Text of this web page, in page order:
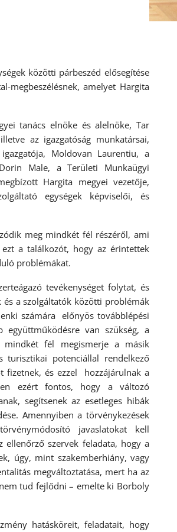
közötti párbeszéd elősegítése
megbeszélésnek, amelyet Hargita
tanács elnöke és alelnöke, Tar
az igazgatóság munkatársai,
Moldovan Laurentiu, a
Male, a Területi Munkaügyi
Hargita megyei vezetője,
egységek képviselői, és
meg mindkét fél részéről, ami
a találkozót, hogy az érintettek
problémákat.
tevékenységet folytat, és
a szolgáltatók közötti problémák
számára előnyös továbblépési
van szükség, a
mindkét fél megismerje a másik
turisztikai potenciállal rendelkező
fizetnek, és ezzel hozzájárulnak a
ezért fontos, hogy a változó
segítsenek az esetleges hibák
Amennyiben a törvénykezések
javaslatokat kell
ellenőrző szervek feladata, hogy a
úgy, mint szakemberhiány, vagy
megváltoztatása, mert ha az
tud fejlődni – emelte ki Borboly
hatásköreit, feladatait, hogy